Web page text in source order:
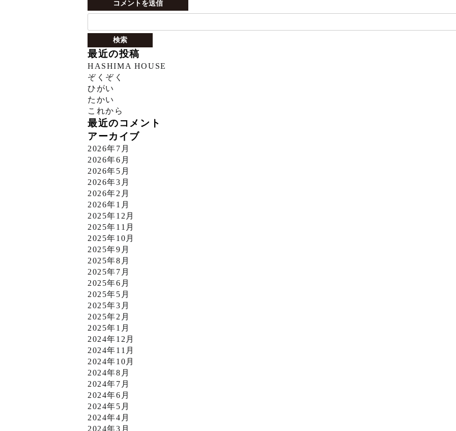
検
最近の投稿
HASHIMA HOUSE
ぞくぞく
ひがい
たかい
これから
最近のコメント
アーカイブ
2026年7月
2026年6月
2026年5月
2026年3月
2026年2月
2026年1月
2025年12月
2025年11月
2025年10月
2025年9月
2025年8月
2025年7月
2025年6月
2025年5月
2025年3月
2025年2月
2025年1月
2024年12月
2024年11月
2024年10月
2024年8月
2024年7月
2024年6月
2024年5月
2024年4月
2024年3月